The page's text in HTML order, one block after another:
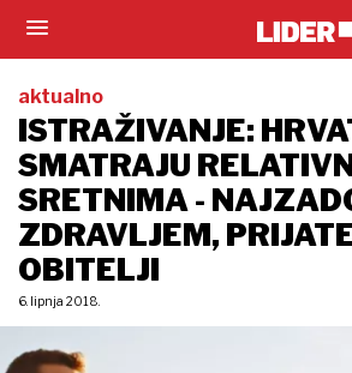
aktualno
ISTRAŽIVANJE:
SMATRAJU
SRETNIMA -
ZDRAVLJEM,
OBITELJI
6. lipnja 2018.